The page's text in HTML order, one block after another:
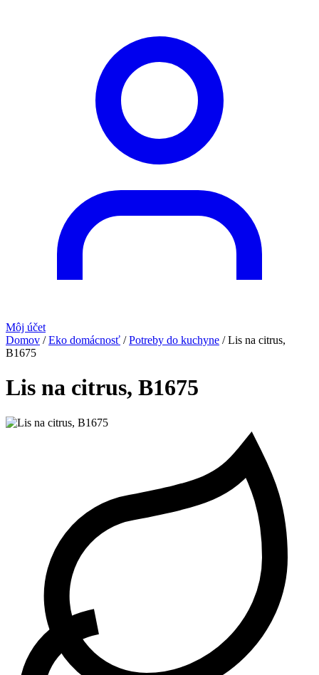
Môj účet
Domov /Eko domácnosť /Potreby do kuchyne /Lis na citrus,
B1675
Lis na citrus, B1675